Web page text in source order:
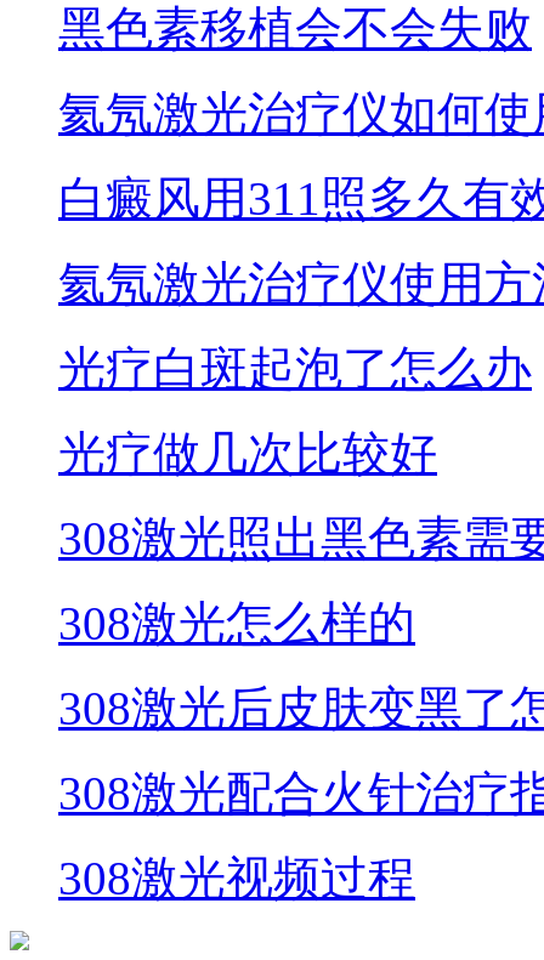
黑色素移植会不会失败
氦氖激光治疗仪如何使
白癜风用311照多久有
氦氖激光治疗仪使用方
光疗白斑起泡了怎么办
光疗做几次比较好
308激光照出黑色素需
308激光怎么样的
308激光后皮肤变黑了
308激光配合火针治疗
308激光视频过程